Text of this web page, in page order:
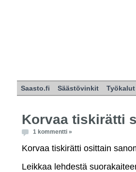
Saasto.fi Säästövinkit Työkalut
Korvaa tiskirätti
1 kommentti »
Korvaa tiskirätti osittain
Leikkaa lehdestä